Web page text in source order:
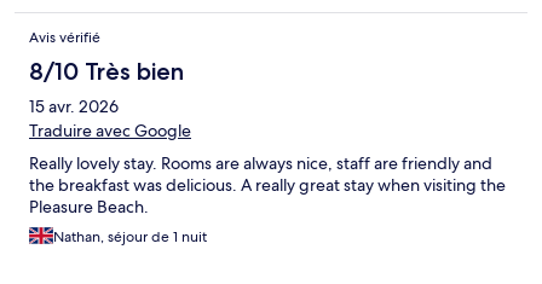
Avis vérifié
8/10 Très bien
15 avr. 2026
Traduire avec Google
Really lovely stay. Rooms are always nice, staff are friendly and
the breakfast was delicious. A really great stay when visiting the
Pleasure Beach.
Nathan, séjour de 1 nuit